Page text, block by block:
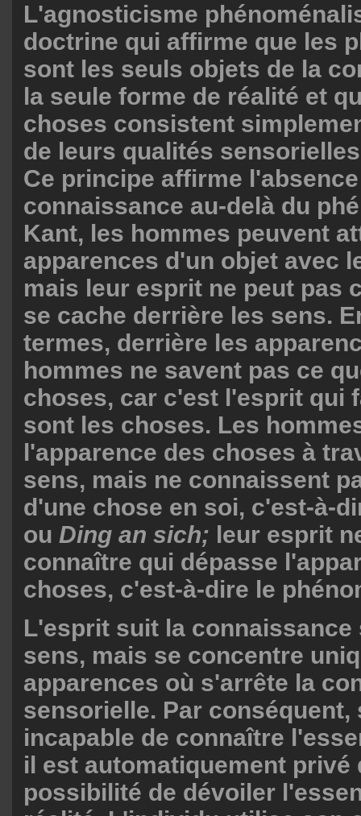
L'agnosticisme
doctrine qui affirme que les
sont les seuls objets de la
la seule forme de réalité et
choses consistent
de leurs qualités
Ce principe affirme
connaissance au-delà du
Kant, les hommes peuvent
apparences d'un objet avec
mais leur esprit ne peut pas
se cache derrière les sens.
termes, derrière les
hommes ne savent pas ce
choses, car c'est l'esprit qui
sont les choses. Les
l'apparence des choses à
sens, mais ne connaissent
d'une chose en soi, c'est-à-
ou Ding an sich; leur esprit
connaître qui dépasse
choses, c'est-à-dire le
L'esprit suit la connaissance
sens, mais se concentre
apparences où s'arrête la
sensorielle. Par
incapable de connaître
il est automatiquement privé
possibilité de dévoiler